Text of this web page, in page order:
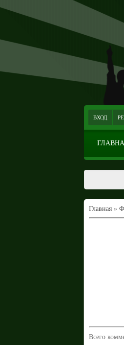
ВХОД
Главная »
Всего